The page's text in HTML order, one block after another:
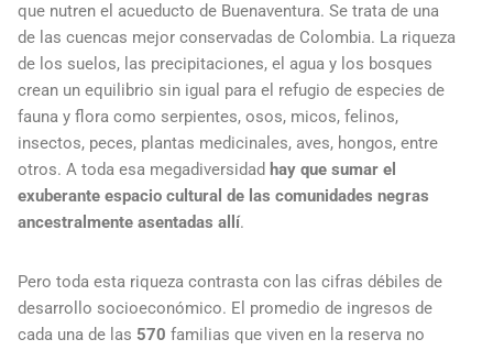
que nutren el acueducto de Buenaventura. Se trata de una
de las cuencas mejor conservadas de Colombia. La riqueza
de los suelos, las precipitaciones, el agua y los bosques
crean un equilibrio sin igual para el refugio de especies de
fauna y flora como serpientes, osos, micos, felinos,
insectos, peces, plantas medicinales, aves, hongos, entre
otros. A toda esa megadiversidad hay que sumar el
exuberante espacio cultural de las comunidades negras
ancestralmente asentadas allí.
Pero toda esta riqueza contrasta con las cifras débiles de
desarrollo socioeconómico. El promedio de ingresos de
cada una de las 570 familias que viven en la reserva no